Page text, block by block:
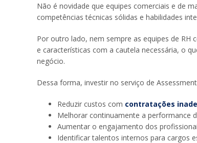
Não é novidade que equipes comerciais e de
competências técnicas sólidas e habilidades
Por outro lado, nem sempre as equipes de RH
e características com a cautela necessária, o
negócio.
Dessa forma, investir no serviço de
Reduzir custos com contratações
Melhorar continuamente a performance
Aumentar o engajamento dos
Identificar talentos internos para cargos